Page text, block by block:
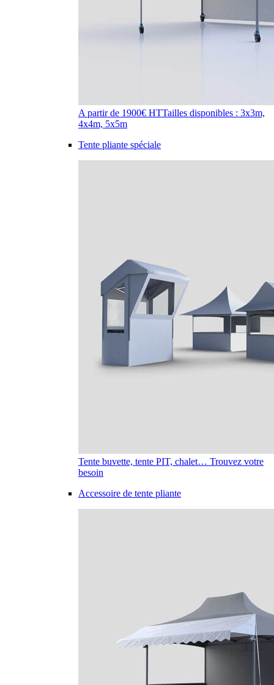
A partir de 1900€ HTTailles disponibles : 3x3m,
4x4m, 5x5m
Tente pliante spéciale
Tente buvette, tente PIT, chalet… Trouvez votre
besoin
Accessoire de tente pliante